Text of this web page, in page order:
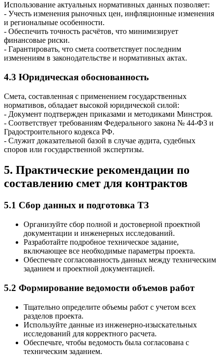
Использование актуальных нормативных данных позволяет:
- Учесть изменения рыночных цен, инфляционные изменения
и региональные особенности.
- Обеспечить точность расчётов, что минимизирует
финансовые риски.
- Гарантировать, что смета соответствует последним
изменениям в законодательстве и нормативных актах.
4.3 Юридическая обоснованность
Смета, составленная с применением государственных
нормативов, обладает высокой юридической силой:
- Документ подтвержден приказами и методиками Минстроя.
- Соответствует требованиям Федерального закона № 44‑ФЗ и
Градостроительного кодекса РФ.
- Служит доказательной базой в случае аудита, судебных
споров или государственной экспертизы.
5. Практические рекомендации по
составлению смет для контрактов
5.1 Сбор данных и подготовка ТЗ
Организуйте сбор полной и достоверной проектной
документации и инженерных исследований.
Разработайте подробное техническое задание,
включающее все необходимые параметры проекта.
Обеспечьте согласованность данных между техническим
заданием и проектной документацией.
5.2 Формирование ведомости объемов работ
Тщательно определите объемы работ с учетом всех
разделов проекта.
Используйте данные из инженерно-изыскательных
исследований для корректного расчета.
Обеспечьте, чтобы ведомость была согласована с
техническим заданием.